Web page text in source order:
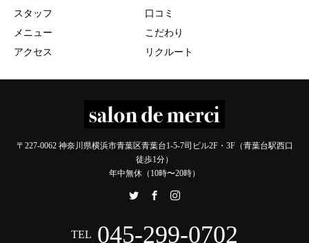
スタッフ
メニュー
アクセス
口コミ
こだわり
リクルート
〒227-0062 神奈川県横浜市青葉区青葉台1-5-7司ビル2F・3F（青葉台駅西口
徒歩1分）
年中無休（10時〜20時）
TEL 045-299-0702